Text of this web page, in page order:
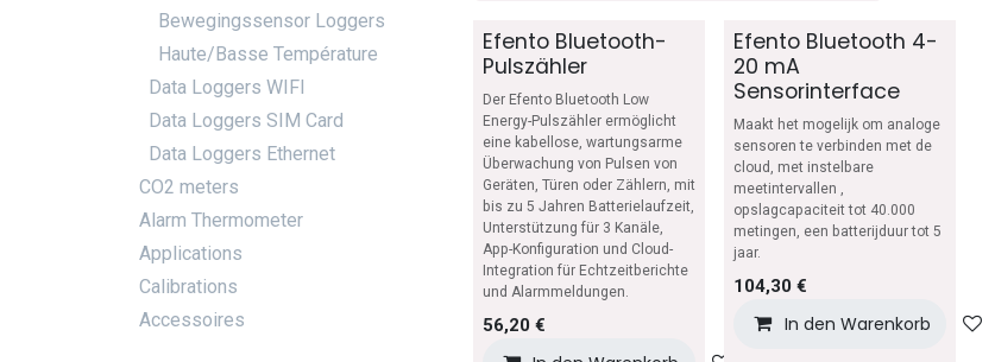
Bewegingssensor Loggers
Haute/Basse Température
Data Loggers WIFI
Data Loggers SIM Card
Data Loggers Ethernet
CO2 meters
Alarm Thermometer
Applications
Calibrations
Accessoires
Efento Bluetooth-
Pulszähler
Der Efento Bluetooth Low
Energy-Pulszähler ermöglicht
eine kabellose, wartungsarme
Überwachung von Pulsen von
Geräten, Türen oder Zählern, mit
bis zu 5 Jahren Batterielaufzeit,
Unterstützung für 3 Kanäle,
App-Konfiguration und Cloud-
Integration für Echtzeitberichte
und Alarmmeldungen.
56,20 €
Efento Bluetooth 4-
20 mA
Sensorinterface
Maakt het mogelijk om analoge
sensoren te verbinden met de
cloud, met instelbare
meetintervallen ,
opslagcapaciteit tot 40.000
metingen, een batterijduur tot 5
jaar.
104,30 €
In den Warenkorb